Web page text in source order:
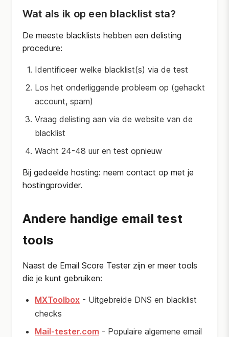
Wat als ik op een blacklist sta?
De meeste blacklists hebben een delisting
procedure:
Identificeer welke blacklist(s) via de test
Los het onderliggende probleem op (gehackt
account, spam)
Vraag delisting aan via de website van de
blacklist
Wacht 24-48 uur en test opnieuw
Bij gedeelde hosting: neem contact op met je
hostingprovider.
Andere handige email test
tools
Naast de Email Score Tester zijn er meer tools
die je kunt gebruiken:
MXToolbox - Uitgebreide DNS en blacklist
checks
Mail-tester.com - Populaire algemene email